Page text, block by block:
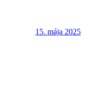
15. mája 2025